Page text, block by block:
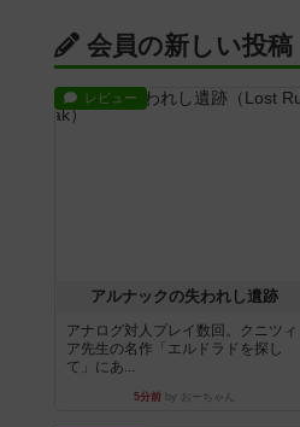
会員の新しい投稿
レビュー
アルナックの失われし遺跡
アナログ対人プレイ数回。クニツィ
ア先生の名作「エルドラドを探し
て」にあ...
5分前 by おーちゃん